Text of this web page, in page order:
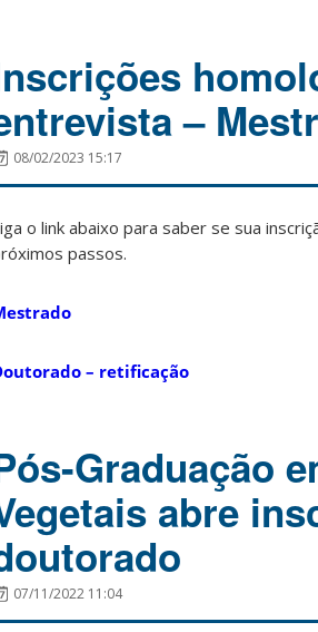
–
08/02/2023 15:17
o link abaixo para saber se sua
passos.
– retificação
Graduação
abre
07/11/2022 11:04